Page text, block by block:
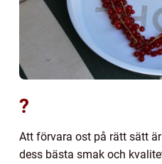
?
Att förvara ost på rätt sätt
dess bästa smak och